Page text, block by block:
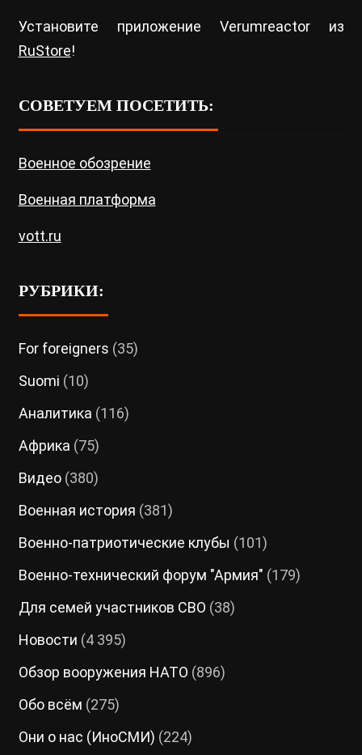
Установите приложение Verumreactor из
RuStore!
СОВЕТУЕМ ПОСЕТИТЬ:
Военное обозрение
Военная платформа
vott.ru
РУБРИКИ:
For foreigners (35)
Suomi (10)
Аналитика (116)
Африка (75)
Видео(380)
Военная история (381)
Военно-патриотические клубы (101)
Военно-технический форум "Армия" (179)
Для семей участников СВО (38)
Новости (4 395)
Обзор вооружения НАТО (896)
Обо всём (275)
Они о нас (ИноСМИ) (224)